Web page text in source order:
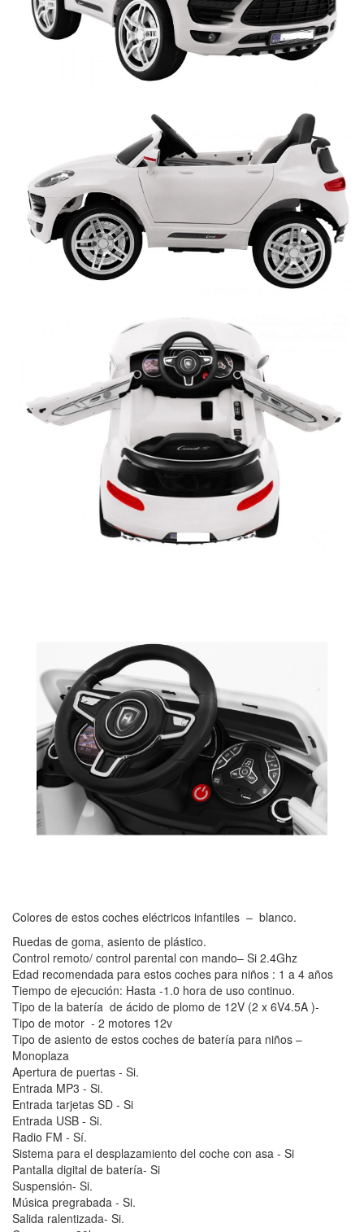
Colores de estos coches eléctricos infantiles – blanco.
Ruedas de goma, asiento de plástico.
Control remoto/ control parental con mando– Si 2.4Ghz
Edad recomendada para estos coches para niños : 1 a 4 años
Tiempo de ejecución: Hasta -1.0 hora de uso continuo.
Tipo de la batería de ácido de plomo de 12V (2 x 6V4.5A )-
Tipo de motor - 2 motores 12v
Tipo de asiento de estos coches de batería para niños –
Monoplaza
Apertura de puertas - Si.
Entrada MP3 - Si.
Entrada tarjetas SD - Si
Entrada USB - Si.
Radio FM - Sí.
Sistema para el desplazamiento del coche con asa - Si
Pantalla digital de batería- Si
Suspensión- Si.
Música pregrabada - Si.
Salida ralentizada- Si.